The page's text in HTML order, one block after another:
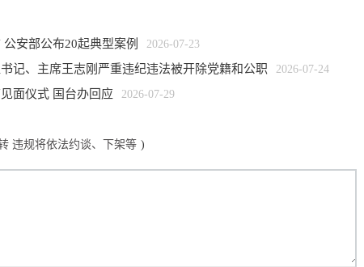
安部公布20起典型案例 2026-07-23
记、主席王志刚严重违纪违法被开除党籍和公职 2026-07-24
面仪式 国台办回应 2026-07-29
违规将依法约谈、下架等 )